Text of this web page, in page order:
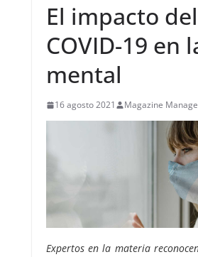
El impacto del
COVID-19 en
mental
16 agosto 2021 Magazine
Expertos en la materia